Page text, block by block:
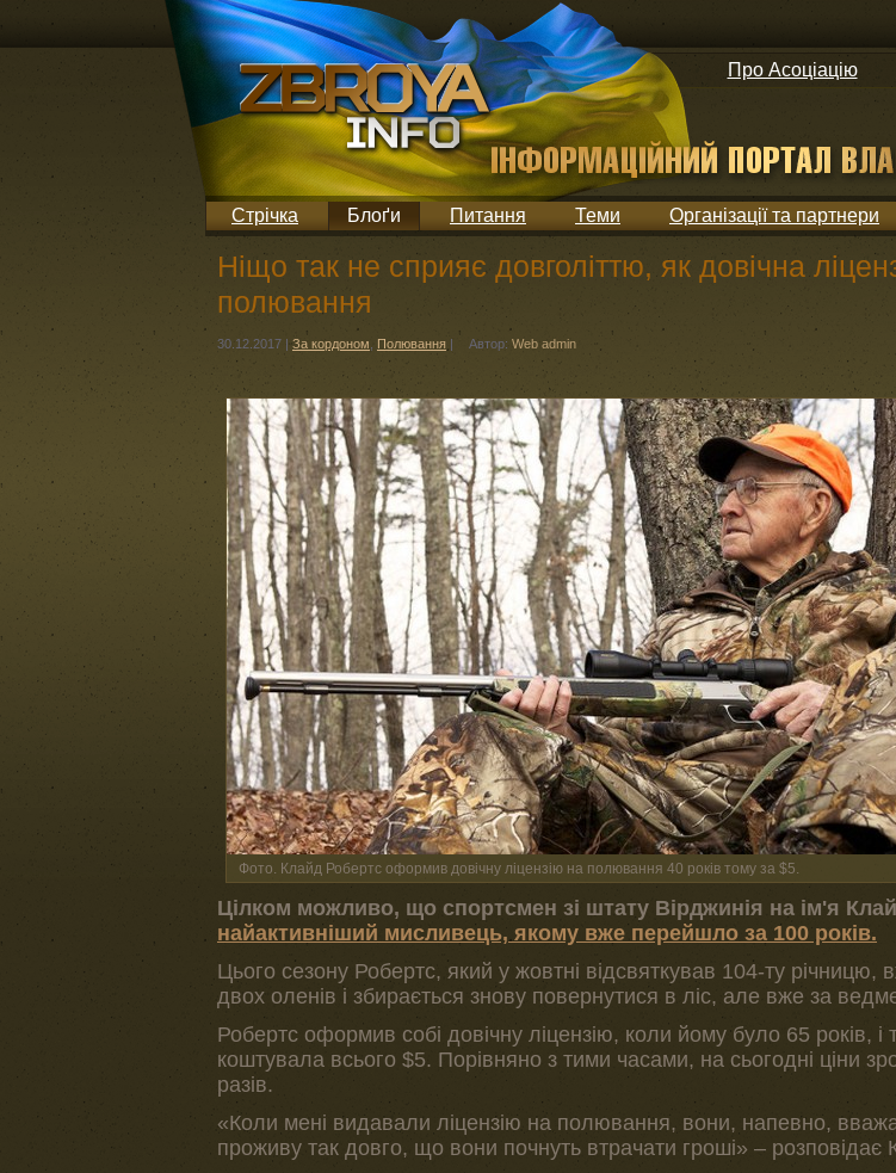
Про Асоціацію
Стрічка Блоґи Питання Теми Організації та партнери
Ніщо так не сприяє довголіттю, як довічна
полювання
30.12.2017 | За кордоном Полювання | Автор: Web admin
Фото. Клайд Робертс оформив довічну ліцензію на полювання 40 років тому за $5.
Цілком можливо, що спортсмен зі штату Вірджинія на ім'я
найактивніший мисливець, якому вже перейшло за 100 років.
Цього сезону Робертс, який у жовтні відсвяткував 104-ту
двох оленів і збирається знову повернутися в ліс, але вже за
Робертс оформив собі довічну ліцензію, коли йому було 65 років, і
коштувала всього $5. Порівняно з тими часами, на сьогодні ціни
разів.
«Коли мені видавали ліцензію на полювання, вони, напевно,
проживу так довго, що вони почнуть втрачати гроші» – розповідає